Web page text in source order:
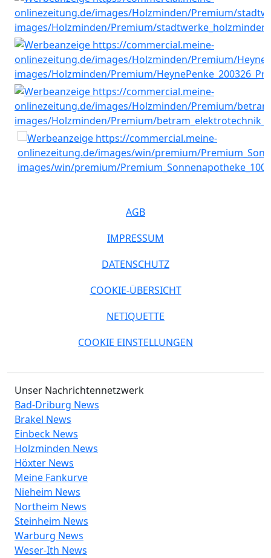
AGB
IMPRESSUM
DATENSCHUTZ
COOKIE-ÜBERSICHT
NETIQUETTE
COOKIE EINSTELLUNGEN
Unser Nachrichtennetzwerk
Bad-Driburg News
Brakel News
Einbeck News
Holzminden News
Höxter News
Meine Fankurve
Nieheim News
Northeim News
Steinheim News
Warburg News
Weser-Ith News